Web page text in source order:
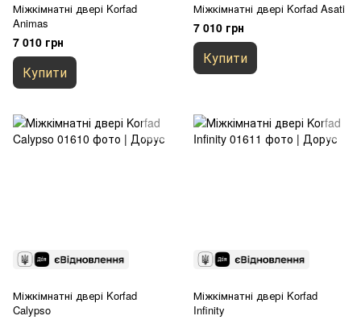
Міжкімнатні двері Korfad
Animas
7 010 грн
Купити
Міжкімнатні двері Korfad Asati
7 010 грн
Купити
Міжкімнатні двері Korfad
Calypso
Міжкімнатні двері Korfad
Infinity